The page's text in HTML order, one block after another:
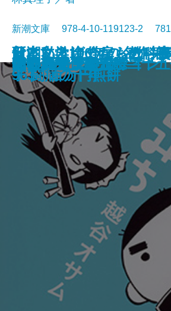
ジキルとハイド
国境越え
引擎／ENGINE
新潮ことばの扉 教科
た名句・名歌三〇〇
三匹のおっさん ふた
さいごの色街 飛田
父という余分なもの―
文明の起源―
ひらいて
奇貨
アスクレピオスの愛人
新潮文庫 978-4-10-119123-2
いとみち 二の糸
フランケンシュタイン
鋼の魂―僕僕先生―
赤猫異聞
日本文学100年の名作第
963 百万円煎餅
歌に私は泣くだらう―
子 闘病の十年―
その日東京駅五時二十
ぼくの住まい論
犬とハモニカ
僕僕先生 零